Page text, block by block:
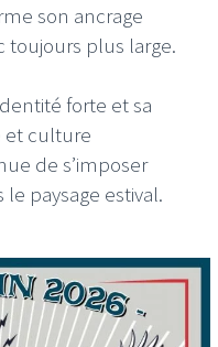
son ancrage
plus large.
forte et sa
et culture
de s’imposer
paysage estival.